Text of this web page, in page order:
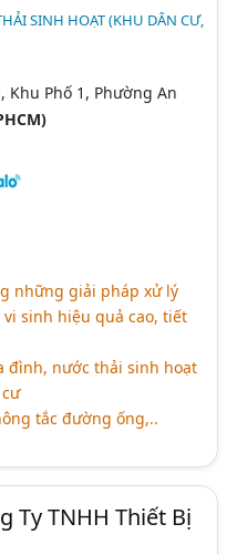
SINH HOẠT (KHU DÂN CƯ,
Khu Phố 1, Phường An
những giải pháp xử lý
sinh hiệu quả cao, tiết
đình, nước thải sinh hoạt
tắc đường ống,..
Ty TNHH Thiết Bị